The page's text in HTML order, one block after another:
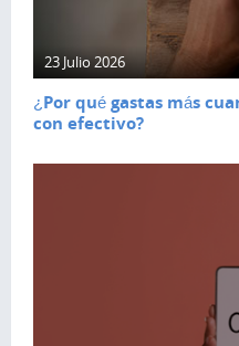
23 Julio 2026
¿Por qué gastas más
con efectivo?